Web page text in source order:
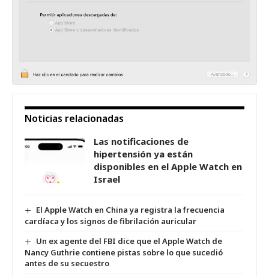
Noticias relacionadas
Las notificaciones de
hipertensión ya están
disponibles en el Apple Watch en
Israel
El Apple Watch en China ya registra la frecuencia
cardíaca y los signos de fibrilación auricular
Un ex agente del FBI dice que el Apple Watch de
Nancy Guthrie contiene pistas sobre lo que sucedió
antes de su secuestro